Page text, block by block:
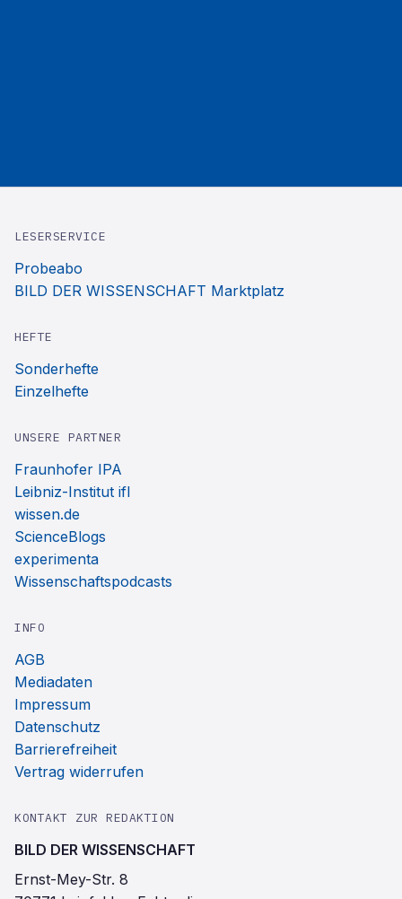
LESERSERVICE
Probeabo
BILD DER WISSENSCHAFT Marktplatz
HEFTE
Sonderhefte
Einzelhefte
UNSERE PARTNER
Fraunhofer IPA
Leibniz-Institut ifl
wissen.de
ScienceBlogs
experimenta
Wissenschaftspodcasts
INFO
AGB
Mediadaten
Impressum
Datenschutz
Barrierefreiheit
Vertrag widerrufen
KONTAKT ZUR REDAKTION
BILD DER WISSENSCHAFT
Ernst-Mey-Str. 8